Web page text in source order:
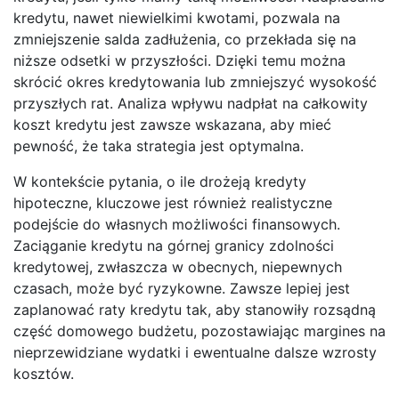
kredytu, nawet niewielkimi kwotami, pozwala na
zmniejszenie salda zadłużenia, co przekłada się na
niższe odsetki w przyszłości. Dzięki temu można
skrócić okres kredytowania lub zmniejszyć wysokość
przyszłych rat. Analiza wpływu nadpłat na całkowity
koszt kredytu jest zawsze wskazana, aby mieć
pewność, że taka strategia jest optymalna.
W kontekście pytania, o ile drożeją kredyty
hipoteczne, kluczowe jest również realistyczne
podejście do własnych możliwości finansowych.
Zaciąganie kredytu na górnej granicy zdolności
kredytowej, zwłaszcza w obecnych, niepewnych
czasach, może być ryzykowne. Zawsze lepiej jest
zaplanować raty kredytu tak, aby stanowiły rozsądną
część domowego budżetu, pozostawiając margines na
nieprzewidziane wydatki i ewentualne dalsze wzrosty
kosztów.